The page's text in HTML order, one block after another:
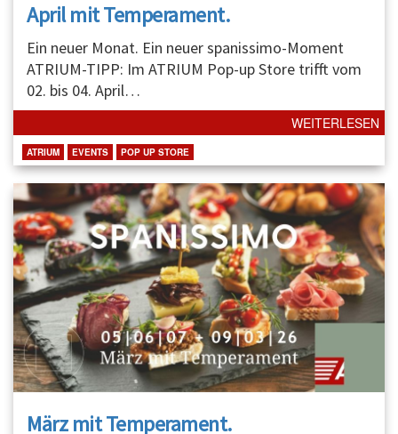
April mit Temperament.
Ein neuer Monat. Ein neuer spanissimo-Moment
ATRIUM-TIPP: Im ATRIUM Pop-up Store trifft vom
02. bis 04. April…
WEITERLESEN
ATRIUM EVENTS POP UP STORE
März mit Temperament.